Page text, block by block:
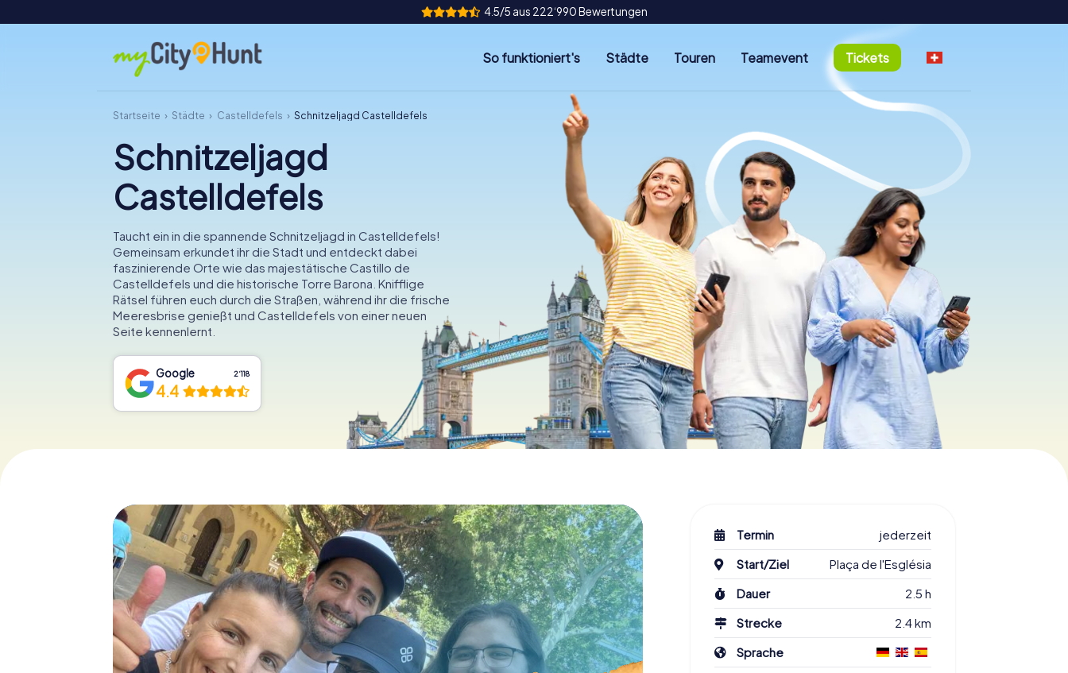
4.5/5 aus 222‘990 Bewertungen
So funktioniert's Städte Touren Teamevent Tickets
Startseite Städte Castelldefels Schnitzeljagd Castelldefels
Schnitzeljagd
Castelldefels
Taucht ein in die spannende Schnitzeljagd in Castelldefels!
Gemeinsam erkundet ihr die Stadt und entdeckt dabei
faszinierende Orte wie das majestätische Castillo de
Castelldefels und die historische Torre Barona. Knifflige
Rätsel führen euch durch die Straßen, während ihr die frische
Meeresbrise genießt und Castelldefels von einer neuen
Seite kennenlernt.
Google 2‘118
4.4
Termin
jederzeit
Start/Ziel
Plaça de l'Església
Dauer
2.5 h
Strecke
2.4 km
Sprache